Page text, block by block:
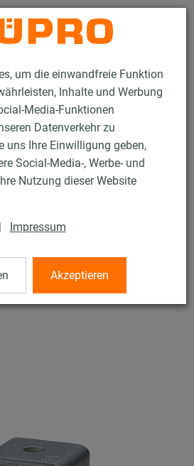
um die einwandfreie Funktion
Inhalte und Werbung
Media-Funktionen
Datenverkehr zu
uns Ihre Einwilligung geben,
Social-Media-, Werbe- und
Nutzung dieser Website
| Impressum
Akzeptieren
Kontakt
Installationsschienen
für Profil 38/40